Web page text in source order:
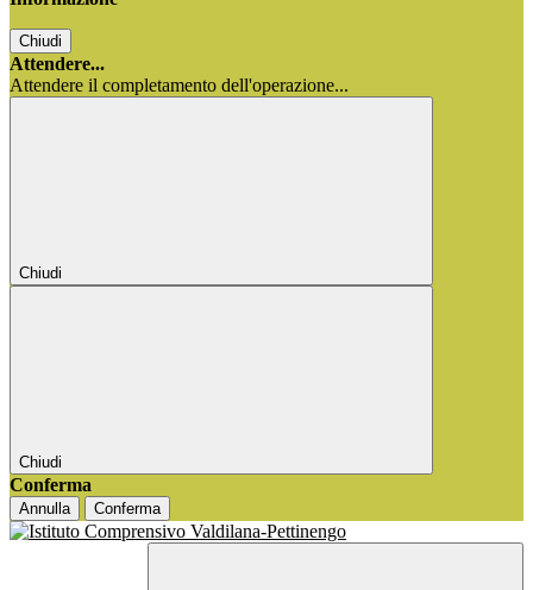
Chiudi
Attendere...
Attendere il completamento dell'operazione...
Chiudi
Chiudi
Conferma
Annulla Conferma